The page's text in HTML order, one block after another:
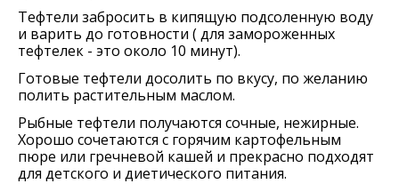
Тефтели забросить в кипящую подсоленную воду
и варить до готовности ( для замороженных
тефтелек - это около 10 минут).
Готовые тефтели досолить по вкусу, по желанию
полить растительным маслом.
Рыбные тефтели получаются сочные, нежирные.
Хорошо сочетаются с горячим картофельным
пюре или гречневой кашей и прекрасно подходят
для детского и диетического питания.